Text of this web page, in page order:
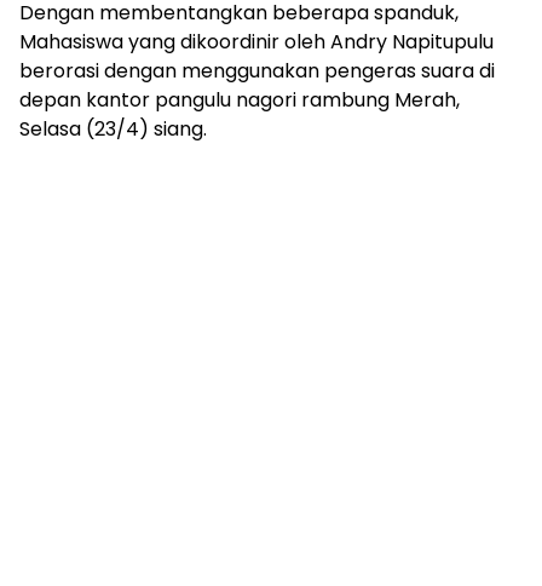
Dengan membentangkan beberapa spanduk,
Mahasiswa yang dikoordinir oleh Andry Napitupulu
berorasi dengan menggunakan pengeras suara di
depan kantor pangulu nagori rambung Merah,
Selasa (23/4) siang.